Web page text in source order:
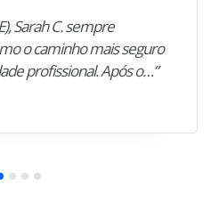
Sarah C. sempre
o caminho mais seguro
profissional. Após o…”